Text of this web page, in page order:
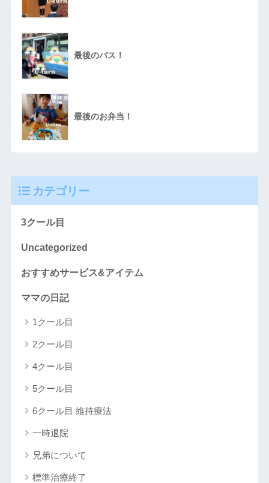
最後のバス！
最後のお弁当！
カテゴリー
3クール目
Uncategorized
おすすめサービス&アイテム
ママの日記
1クール目
2クール目
4クール目
5クール目
6クール目 維持療法
一時退院
兄弟について
標準治療終了